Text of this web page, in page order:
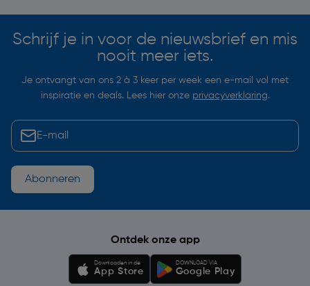
Schrijf je in voor de nieuwsbrief en mis
nooit meer iets.
Je ontvangt van ons 2 à 3 keer per week een e-mail vol met
inspiratie en deals. Lees hier onze privacyverklaring.
Abonneren
Ontdek onze app
Downloaden in de
App Store
DOWNLOAD VIA
Google Play